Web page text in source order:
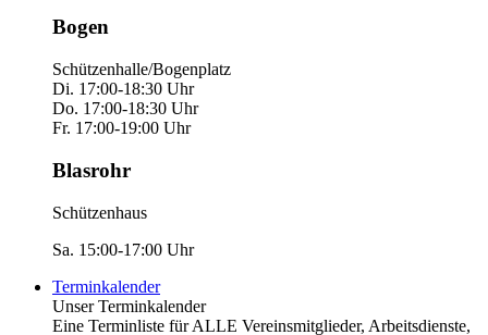
Bogen
Schützenhalle/Bogenplatz
Di. 17:00-18:30 Uhr
Do. 17:00-18:30 Uhr
Fr. 17:00-19:00 Uhr
Blasrohr
Schützenhaus
Sa. 15:00-17:00 Uhr
Terminkalender
Unser Terminkalender
Eine Terminliste für ALLE Vereinsmitglieder, Arbeitsdienste,